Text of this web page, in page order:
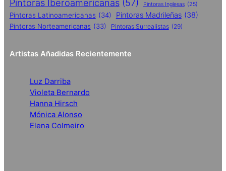
Pintoras Iberoamericanas (57) Pintoras Inglesas (25)
Pintoras Latinoamericanas (34) Pintoras Madrileñas (38)
Pintoras Norteamericanas (33) Pintoras Surrealistas (29)
Artistas Añadidas Recientemente
Luz Darriba
Violeta Bernardo
Hanna Hirsch
Mónica Alonso
Elena Colmeiro